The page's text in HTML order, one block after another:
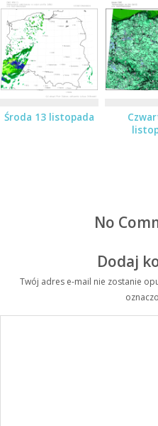
Środa 13 listopada
No
Dodaj
Twój adres e-mail nie zostanie